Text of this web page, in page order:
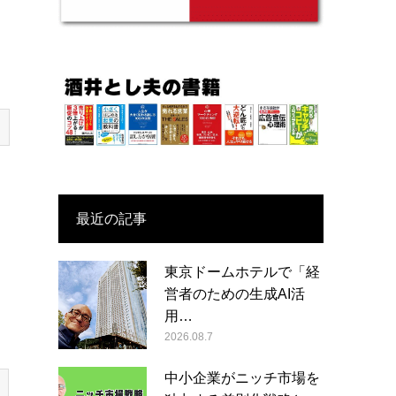
最近の記事
東京ドームホテルで「経
営者のための生成AI活
用…
2026.08.7
中小企業がニッチ市場を